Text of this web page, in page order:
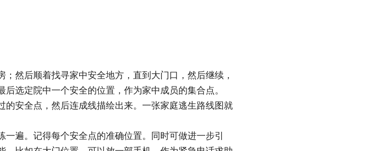
；然后顺着找寻家中安全地方，直到大门口，然后继续，
选定院中一个安全的位置，作为家中成员的集合点。
的安全点，然后连成线描绘出来。一张家庭逃生路线图就
遍。记得每个安全点的准确位置。同时可做进一步引